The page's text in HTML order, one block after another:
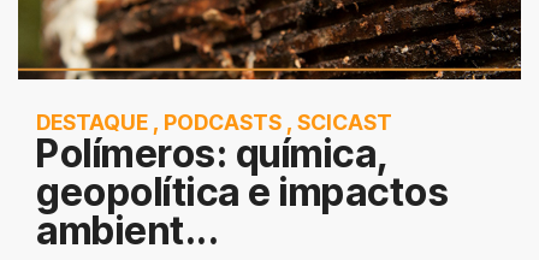
DESTAQUE , PODCASTS , SCICAST
Polímeros: química,
geopolítica e impactos
ambient...